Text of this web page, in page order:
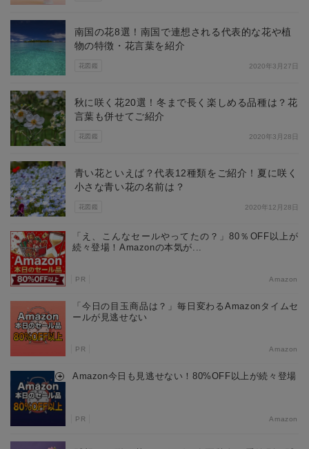
花図鑑
南国の花8選！南国で連想される代表的な花や植
物の特徴・花言葉を紹介
2020年3月27日
花図鑑
秋に咲く花20選！冬まで長く楽しめる品種は？花
言葉も併せてご紹介
2020年3月28日
花図鑑
青い花といえば？代表12種類をご紹介！夏に咲く
小さな青い花の名前は？
2020年12月28日
「え、こんなセールやってたの？」80％OFF以上が
続々登場！Amazonの本気が...
PR Amazon
「今日の目玉商品は？」毎日変わるAmazonタイムセ
ールが見逃せない
PR Amazon
Amazon今日も見逃せない！80%OFF以上が続々登場
PR Amazon